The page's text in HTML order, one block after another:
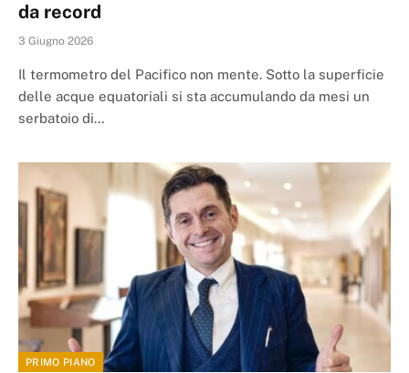
da record
3 Giugno 2026
Il termometro del Pacifico non mente. Sotto la superficie
delle acque equatoriali si sta accumulando da mesi un
serbatoio di…
PRIMO PIANO